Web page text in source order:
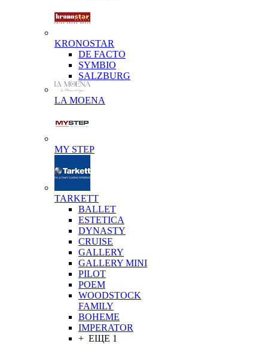
KRONOSTAR
DE FACTO
SYMBIO
SALZBURG
LA MOENA
MY STEP
TARKETT
BALLET
ESTETICA
DYNASTY
CRUISE
GALLERY
GALLERY MINI
PILOT
POEM
WOODSTOCK
FAMILY
BOHEME
IMPERATOR
+ ЕЩЕ 1